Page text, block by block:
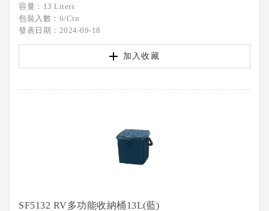
容量：13 Liters
包裝入數：6/Ctn
發表日期：2024-09-18
加入收藏
SF5132 RV多功能收納桶13L(藍)